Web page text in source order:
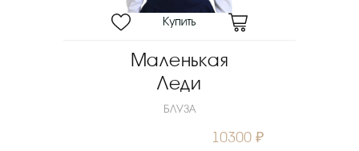
Маленькая
Леди
БЛУЗА
10300 ₽